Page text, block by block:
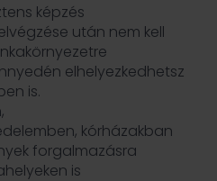
képzés
után nem kell
elhelyezkedhetsz
is.
kórházakban
forgalmazásra
is